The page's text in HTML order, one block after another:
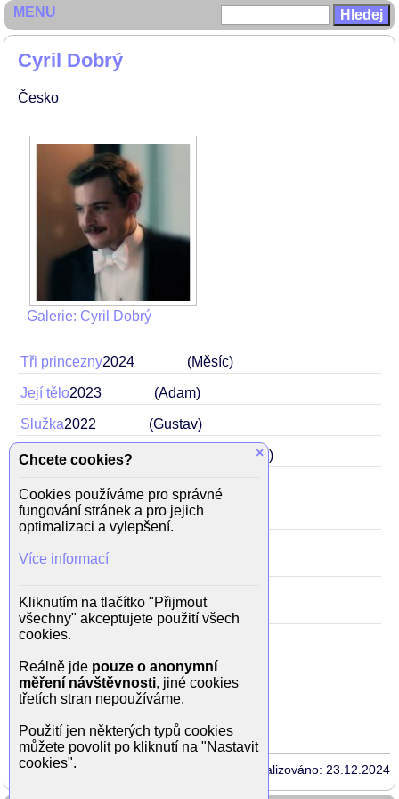
Cyril Dobrý
Česko
Galerie: Cyril Dobrý
Tři princezny2024 (Měsíc)
Její tělo2023 (Adam)
Služka2022 (Gustav)
Poslední závod2022 (Jarolímek)
Hranice lásky2022
Okupace2021 (Vladimír)
Skleněný pokoj
(Oskar dvacetiletý)
Hlas pro římského krále2016
(nádherný panoš)
Rodinné vztahy
otec Karel Dobrý
Aktualizováno: 23.12.2024
MENU
×
Chcete cookies?
Cookies používáme pro správné
fungování stránek a pro jejich
optimalizaci a vylepšení.
Více informací
Kliknutím na tlačítko "Přijmout
všechny" akceptujete použití všech
cookies.
Reálně jde pouze o anonymní
měření návštěvnosti, jiné cookies
třetích stran nepoužíváme.
Použití jen některých typů cookies
můžete povolit po kliknutí na "Nastavit
cookies".